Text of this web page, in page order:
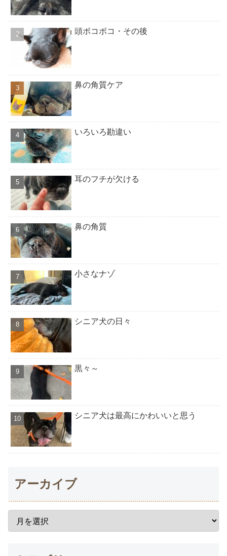
頭ボコボコ・その後
鼻の角質ケア
いろいろ勘違い
耳のフチが欠ける
鼻の角質
小さなナゾ
シニア犬の日々
黒々～
シニア犬は最高にかわいいと思う
アーカイブ